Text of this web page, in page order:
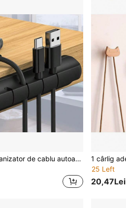
1 buc. Organizator de cablu autoadeziv cu clipsare, alb-negru, compatibil cu porturile C/Lightning/A, potrivit pentru smartphone, tabletă, laptop, căști, desktop și mașină, accesoriu de gestionare a cablurilor care economisește spațiu
25 Left
20,47Lei